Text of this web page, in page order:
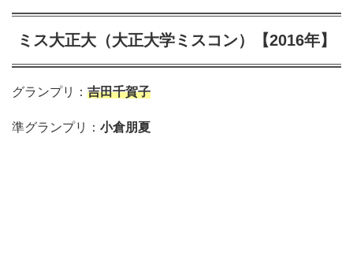
ミス大正大（大正大学ミスコン）【2016年】
グランプリ： 吉田千賀子
準グランプリ： 小倉朋夏